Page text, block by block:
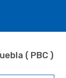
( PBC )